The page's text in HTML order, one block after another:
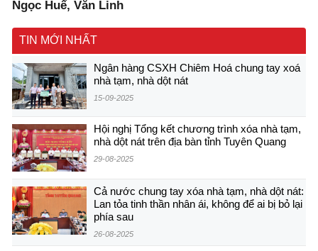
Ngọc Huế, Văn Linh
TIN MỚI NHẤT
Ngân hàng CSXH Chiêm Hoá chung tay xoá
nhà tạm, nhà dột nát
15-09-2025
Hội nghị Tổng kết chương trình xóa nhà tạm,
nhà dột nát trên địa bàn tỉnh Tuyên Quang
29-08-2025
Cả nước chung tay xóa nhà tạm, nhà dột nát:
Lan tỏa tinh thần nhân ái, không để ai bị bỏ lại
phía sau
26-08-2025